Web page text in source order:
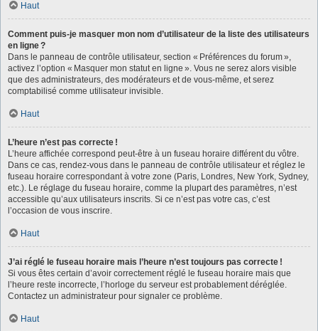
Haut
Comment puis-je masquer mon nom d’utilisateur de la liste des utilisateurs
en ligne ?
Dans le panneau de contrôle utilisateur, section « Préférences du forum »,
activez l’option « Masquer mon statut en ligne ». Vous ne serez alors visible
que des administrateurs, des modérateurs et de vous-même, et serez
comptabilisé comme utilisateur invisible.
Haut
L’heure n’est pas correcte !
L’heure affichée correspond peut-être à un fuseau horaire différent du vôtre.
Dans ce cas, rendez-vous dans le panneau de contrôle utilisateur et réglez le
fuseau horaire correspondant à votre zone (Paris, Londres, New York, Sydney,
etc.). Le réglage du fuseau horaire, comme la plupart des paramètres, n’est
accessible qu’aux utilisateurs inscrits. Si ce n’est pas votre cas, c’est
l’occasion de vous inscrire.
Haut
J’ai réglé le fuseau horaire mais l’heure n’est toujours pas correcte !
Si vous êtes certain d’avoir correctement réglé le fuseau horaire mais que
l’heure reste incorrecte, l’horloge du serveur est probablement déréglée.
Contactez un administrateur pour signaler ce problème.
Haut